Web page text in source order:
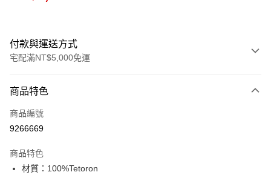
付款與運送方式
宅配滿NT$5,000免運
信用卡一次付款
LINE Pay
ATM付款
商品特色
商品編號
9266669
商品特色
材質：100%Tetoron